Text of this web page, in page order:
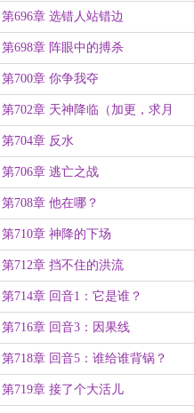
第696章 选错人站错边
第698章 阵眼中的搏杀
第700章 你争我夺
第702章 天神降临（加更，求月
票）
第704章 反水
第706章 逃亡之战
第708章 他在哪？
第710章 神降的下场
第712章 挡不住的洪流
第714章 回音1：它是谁？
第716章 回音3：因果线
第718章 回音5：谁给谁背锅？
第719章 接了个大活儿